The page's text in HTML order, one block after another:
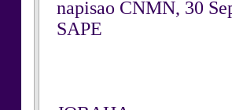
napisao CNMN, 30
SAPE